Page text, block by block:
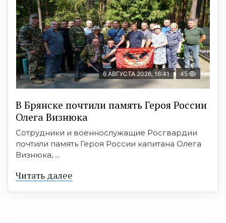
6 АВГУСТА 2026, 16:41 45
В Брянске почтили память Героя России
Олега Визнюка
Сотрудники и военнослужащие Росгвардии
почтили память Героя России капитана Олега
Визнюка, ...
Читать далее